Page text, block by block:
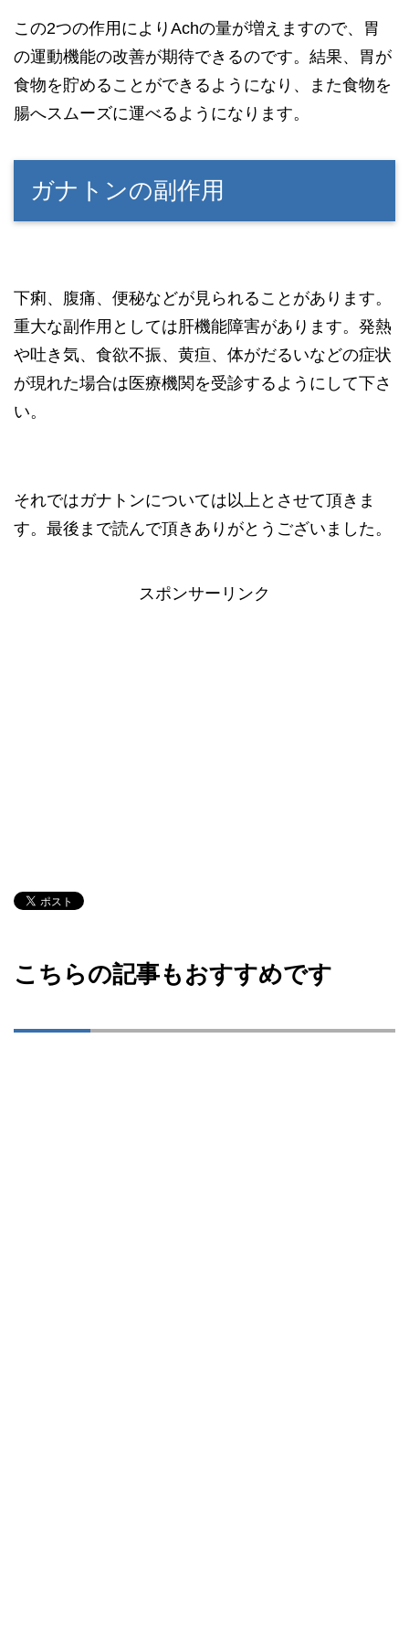
この2つの作用によりAchの量が増えますので、胃
の運動機能の改善が期待できるのです。結果、胃が
食物を貯めることができるようになり、また食物を
腸へスムーズに運べるようになります。
ガナトンの副作用
下痢、腹痛、便秘などが見られることがあります。
重大な副作用としては肝機能障害があります。発熱
や吐き気、食欲不振、黄疸、体がだるいなどの症状
が現れた場合は医療機関を受診するようにして下さ
い。
それではガナトンについては以上とさせて頂きま
す。最後まで読んで頂きありがとうございました。
スポンサーリンク
こちらの記事もおすすめです